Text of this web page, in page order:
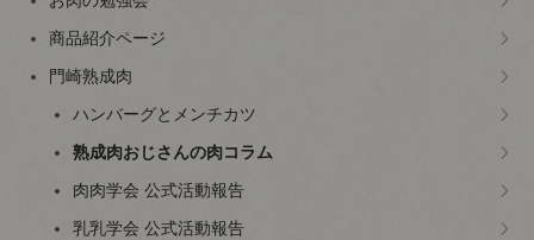
商品紹介ページ
門崎熟成肉
ハンバーグとメンチカツ
熟成肉おじさんの肉コラム
肉肉学会 公式活動報告
乳乳学会 公式活動報告